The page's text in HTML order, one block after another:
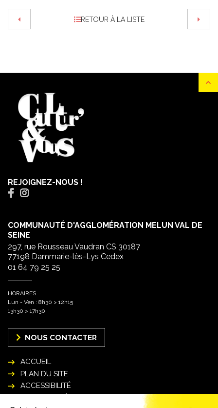
RETOUR À LA LISTE
REJOIGNEZ-NOUS !
COMMUNAUTÉ D'AGGLOMÉRATION MELUN VAL DE
SEINE
297, rue Rousseau Vaudran CS 30187
77198 Dammarie-lès-Lys Cedex
01 64 79 25 25
HORAIRES
Lun - Ven : 8h30 > 12h15
13h30 > 17h30
NOUS CONTACTER
ACCUEIL
PLAN DU SITE
ACCESSIBILITÉ